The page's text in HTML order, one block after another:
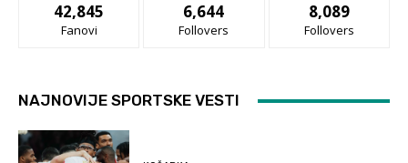
42,845
Fanovi
6,644
Follovers
8,089
Follovers
NAJNOVIJE SPORTSKE VESTI